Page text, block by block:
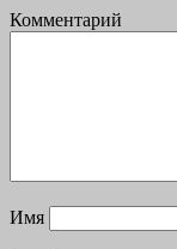
Комментарий
Имя